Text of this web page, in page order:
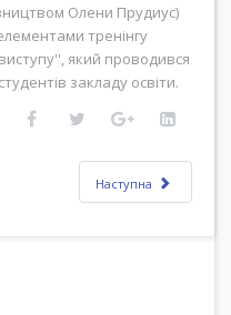
Олени Прудиус)
тренінгу
який проводився
закладу освіти.
Наступна